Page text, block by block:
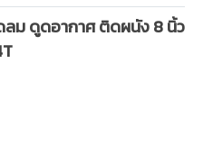
ม ดูดอากาศ ติดผนัง 8 นิ้ว